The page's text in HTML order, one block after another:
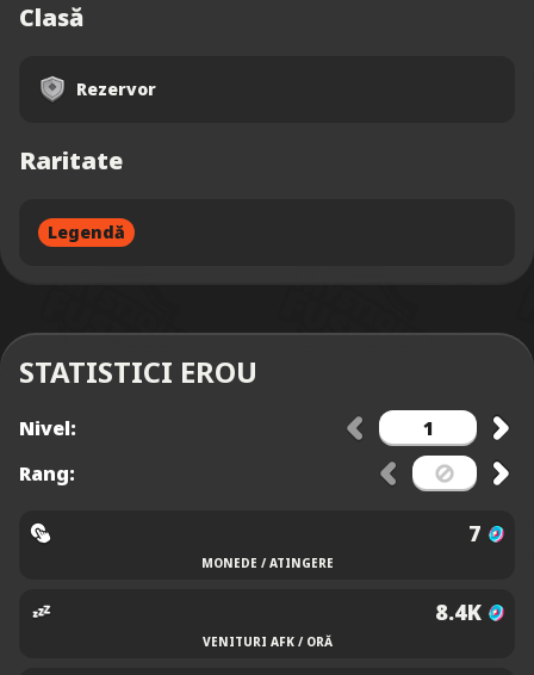
Clasă
Rezervor
Raritate
Legendă
STATISTICI EROU
Nivel:
Rang:
7
MONEDE / ATINGERE
8.4K
VENITURI AFK / ORĂ